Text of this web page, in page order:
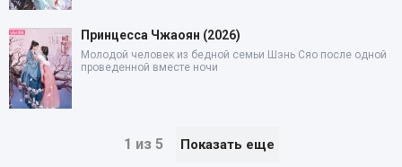
Принцесса Чжаоян (2026)
Молодой человек из бедной семьи Шэнь Сяо после одной
проведенной вместе ночи
1 из 5 Показать еще